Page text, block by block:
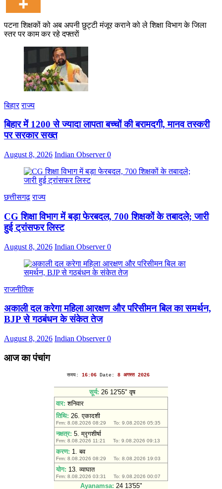
पटना शिक्षकों को अब अपनी छुट्टी मंजूर कराने को ले शिक्षा विभाग के जिला
स्तर पर काम कर रहे दफ्तराें
बिहार राज्य
बिहार में 1200 से ज्यादा लापता बच्चों की बरामदगी, मानव तस्करी
पर सरकार सख्त
August 8, 2026 Indian Observer0
छत्तीसगढ़ राज्य
CG शिक्षा विभाग में बड़ा फेरबदल, 700 शिक्षकों के तबादले; जारी
हुई ट्रांसफर लिस्ट
August 8, 2026 Indian Observer0
राजनीतिक
अकाली दल करेगा महिला आरक्षण और परिसीमन बिल का समर्थन,
BJP से गठबंधन के संकेत तेज
August 8, 2026 Indian Observer0
आज का पंचांग